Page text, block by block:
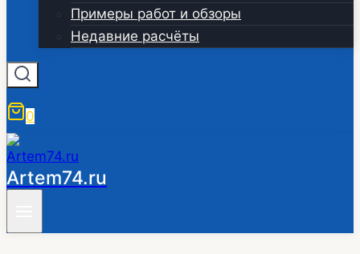
Примеры работ и обзоры
Недавние расчёты
0
Artem74.ru